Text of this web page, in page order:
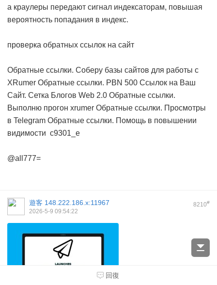
а краулеры передают сигнал индексаторам, повышая
вероятность попадания в индекс.
проверка обратных ссылок на сайт
Обратные ссылки. Соберу базы сайтов для работы с
XRumer Обратные ссылки. PBN 500 Ссылок на Ваш
Сайт. Сетка Блогов Web 2.0 Обратные ссылки.
Выполню прогон xrumer Обратные ссылки. Просмотры
в Telegram Обратные ссылки. Помощь в повышении
видимости c9301_e
@all777=
8210#
遊客 148.222.186.x:11967
2026-5-9 09:54:22
回復